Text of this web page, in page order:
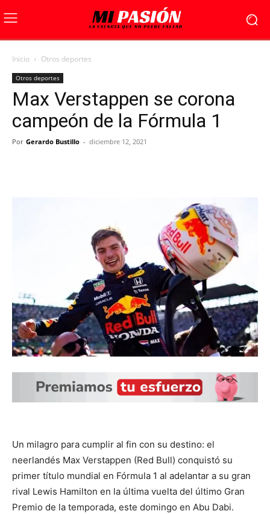
Inicio Otros deportes
Otros deportes
Max Verstappen se corona
campeón de la Fórmula 1
Por Gerardo Bustillo - diciembre 12, 2021
Un milagro para cumplir al fin con su destino: el
neerlandés Max Verstappen (Red Bull) conquistó su
primer título mundial en Fórmula 1 al adelantar a su gran
rival Lewis Hamilton en la última vuelta del último Gran
Premio de la temporada, este domingo en Abu Dabi.